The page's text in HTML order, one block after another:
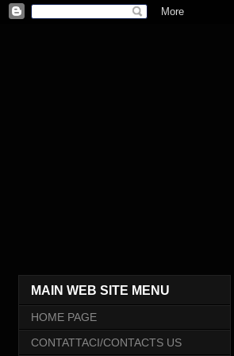
MAIN WEB SITE MENU
HOME PAGE
CONTATTACI/CONTACTS US